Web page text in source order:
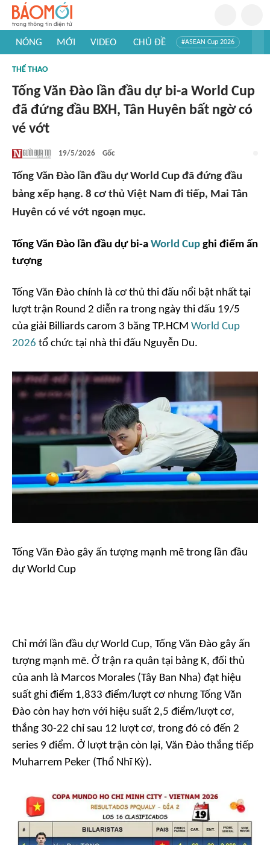
NÓNG MỚI VIDEO CHỦ ĐỀ #ASEAN Cup 2026
#Khám phá thế giới
THỂ THAO
Tống Văn Đào lần đầu dự bi-a World Cup
đã đứng đầu BXH, Tân Huyên bất ngờ có
vé vớt
19/5/2026 Gốc
Tống Văn Đào lần đầu dự World Cup đã đứng đầu
bảng xếp hạng. 8 cơ thủ Việt Nam đi tiếp, Mai Tân
Huyên có vé vớt ngoạn mục.
Tống Văn Đào lần đầu dự bi-a World Cup ghi điểm ấn
tượng
Tống Văn Đào chính là cơ thủ thi đấu nổi bật nhất tại
lượt trận Round 2 diễn ra trong ngày thi đấu 19/5
của giải Billiards carom 3 băng TP.HCM World Cup
2026 tổ chức tại nhà thi đấu Nguyễn Du.
Tống Văn Đào gây ấn tượng mạnh mẽ trong lần đầu
dự World Cup
Chỉ mới lần đầu dự World Cup, Tống Văn Đào gây ấn
tượng mạnh mẽ. Ở trận ra quân tại bảng K, đối thủ
của anh là Marcos Morales (Tây Ban Nha) đạt hiệu
suất ghi điểm 1,833 điểm/lượt cơ nhưng Tống Văn
Đào còn hay hơn với hiệu suất 2,5 điểm/lượt cơ,
thắng 30-22 chỉ sau 12 lượt cơ, trong đó có đến 2
series 9 điểm. Ở lượt trận còn lại, Văn Đào thắng tiếp
Muharrem Peker (Thổ Nhĩ Kỳ).